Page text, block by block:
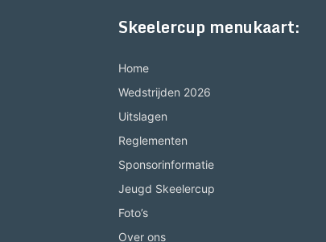
Skeelercup menukaart:
Home
Wedstrijden 2026
Uitslagen
Reglementen
Sponsorinformatie
Jeugd Skeelercup
Foto’s
Over ons